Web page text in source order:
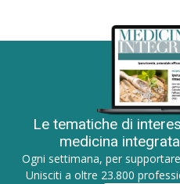
Le tematiche di
medicina
Ogni settimana, per
Unisciti a oltre 23.800